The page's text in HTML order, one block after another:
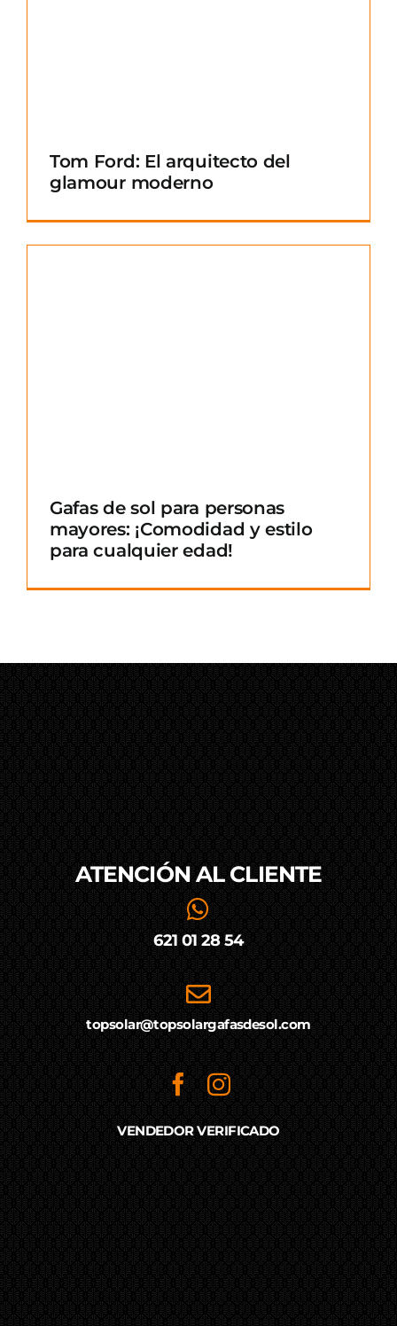
Tom Ford: El arquitecto del
glamour moderno
Gafas de sol para personas
mayores: ¡Comodidad y estilo
para cualquier edad!
ATENCIÓN AL CLIENTE
621 01 28 54
topsolar@topsolargafasdesol.com
VENDEDOR VERIFICADO